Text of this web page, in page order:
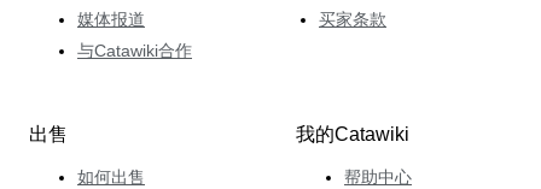
媒体报道
与Catawiki合作
买家条款
出售
如何出售
我的Catawiki
帮助中心